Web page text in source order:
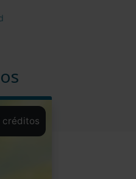
créditos